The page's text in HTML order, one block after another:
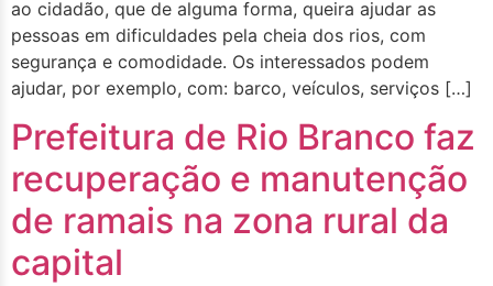
ao cidadão, que de alguma forma, queira ajudar as
pessoas em dificuldades pela cheia dos rios, com
segurança e comodidade. Os interessados podem
ajudar, por exemplo, com: barco, veículos, serviços […]
Prefeitura de Rio Branco faz
recuperação e manutenção
de ramais na zona rural da
capital